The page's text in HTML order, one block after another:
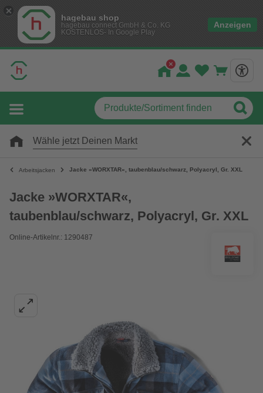
hagebau shop
hagebau connect GmbH & Co. KG
KOSTENLOS- In Google Play
Anzeigen
Wähle jetzt Deinen Markt
Arbeitsjacken Jacke »WORXTAR«, taubenblau/schwarz, Polyacryl, Gr. XXL
Jacke »WORXTAR«,
taubenblau/schwarz, Polyacryl, Gr. XXL
Online-Artikelnr.: 1290487